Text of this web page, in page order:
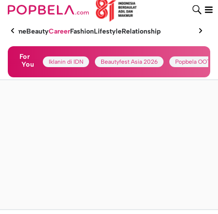
HomeBeautyCareerFashionLifestyleRelationship
For
You
Iklanin di IDN Beautyfest Asia 2026 Popbela OOTD